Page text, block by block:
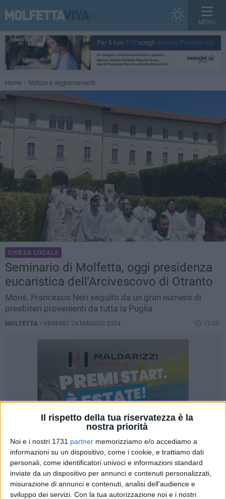
Il rispetto della tua riservatezza è la
nostra priorità
Noi e i nostri 1731 partner memorizziamo e/o accediamo a
informazioni su un dispositivo, come i cookie, e trattiamo dati
personali, come identificatori univoci e informazioni standard
inviate da un dispositivo per annunci e contenuti personalizzati,
misurazione di annunci e contenuti, analisi dell'audience e
sviluppo dei servizi. Con la tua autorizzazione noi e i nostri
MENU
Home Notizie e aggiornamenti
CHIESA LOCALE
Seminario di Molfetta, oggi presidenza
eucaristica dell'Arcivescovo di Otranto
Mons. Francesco Neri seguito da un gran numero di
presbiteri provenienti da tutta la Puglia
MOLFETTA - VENERDÌ 24 MAGGIO 2024 17.05
12